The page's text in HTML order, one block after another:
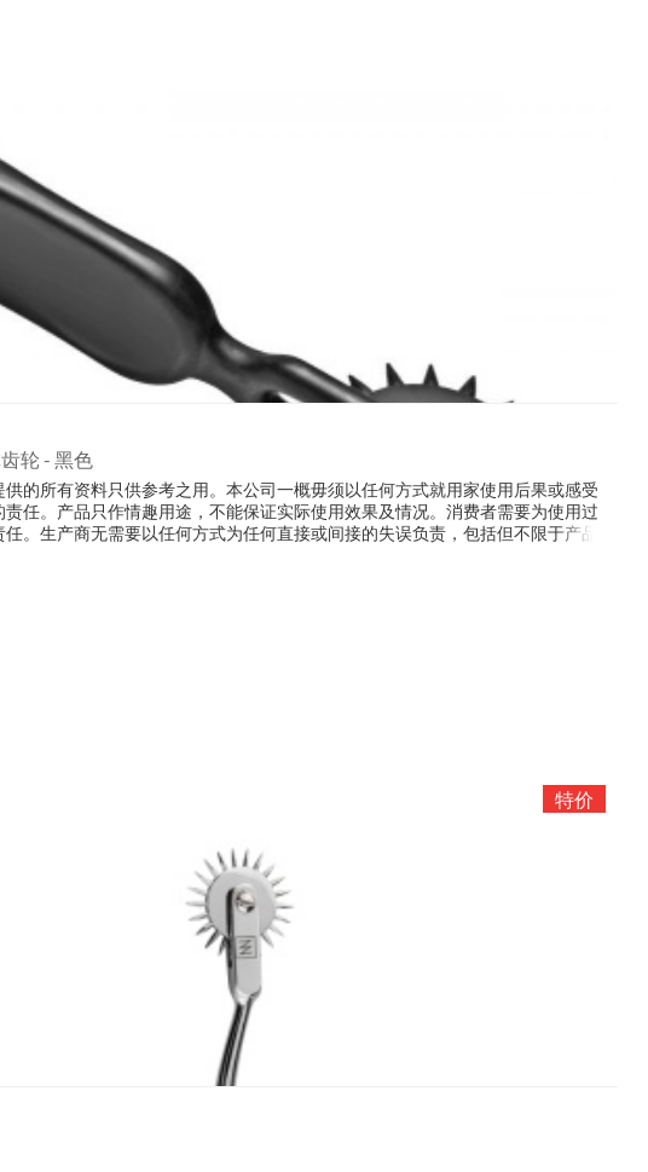
轮 - 黑色
的所有资料只供参考之用。本公司一概毋须以任何方式就用家使用后果或感受
任。产品只作情趣用途，不能保证实际使用效果及情况。消费者需要为使用过
。生产商无需要以任何方式为任何直接或间接的失误负责，包括但不限于产品
伤害。